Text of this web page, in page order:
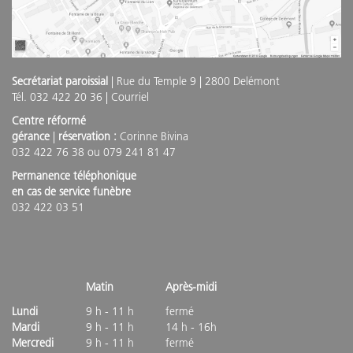
Secrétariat paroissial | Rue du Temple 9 | 2800 Delémont
Tél. 032 422 20 36 | Courriel
Centre réformé
gérance | réservation : Corinne Bivina
032 422 76 38 ou 079 241 81 47
Permanence téléphonique
en cas de service funèbre
032 422 03 51
Matin
Après-midi
Lundi
9 h - 11 h
fermé
Mardi
9 h - 11 h
14 h - 16h
Mercredi
9 h - 11 h
fermé